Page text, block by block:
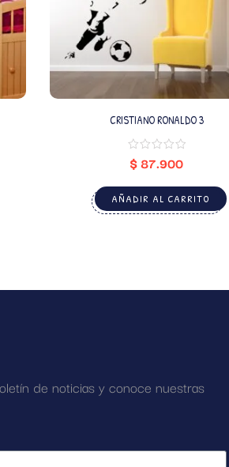
CRISTIANO RONALDO 3
$87.900
AÑADIR AL CARRITO
de noticias y conoce nuestras